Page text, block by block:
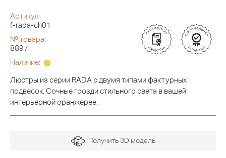
Артикул:
f-rada-ch01
№ товара:
8897
Наличие:
Люстры из серии RADA с двумя типами фактурных
подвесок. Сочные грозди стильного света в вашей
интерьерной оранжерее.
Получить 3D модель